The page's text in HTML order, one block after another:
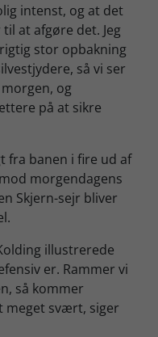
intenst, og at det
at afgøre det. Jeg
stor opbakning
så vi ser
og
på at sikre
fra banen i fire ud af
morgendagens
Skjern-sejr bliver
illustrerede
er. Rammer vi
så kommer
meget svært, siger